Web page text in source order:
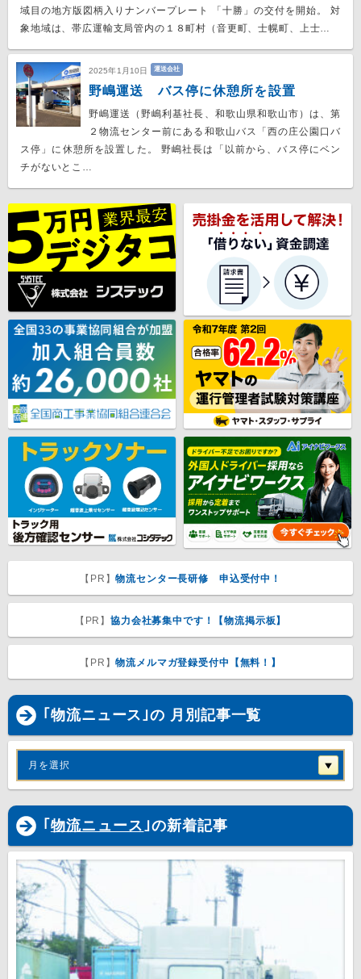
域目の地方版図柄入りナンバープレート 「十勝」の交付を開始。 対
象地域は、帯広運輸支局管内の１８町村（音更町、士幌町、上士…
2025年1月10日 運送会社
野嶋運送 バス停に休憩所を設置
野嶋運送（野嶋利基社長、和歌山県和歌山市）は、第
２物流センター前にある和歌山バス「西の庄公園口バ
ス停」に休憩所を設置した。 野嶋社長は「以前から、バス停にベン
チがないとこ…
【PR】物流センター長研修 申込受付中！
【PR】協力会社募集中です！【物流掲示板】
【PR】物流メルマガ登録受付中【無料！】
｢物流ニュース｣の 月別記事一覧
月を選択
｢ 物流ニュース｣の新着記事